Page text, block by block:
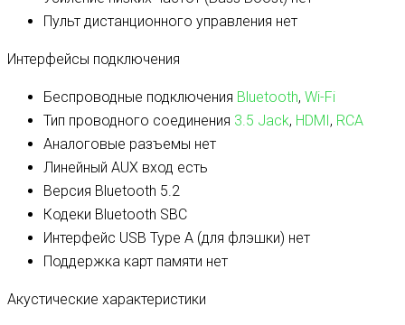
Пульт дистанционного управления нет
Интерфейсы подключения
Беспроводные подключения Bluetooth, Wi-Fi
Тип проводного соединения 3.5 Jack, HDMI, RCA
Аналоговые разъемы нет
Линейный AUX вход есть
Версия Bluetooth 5.2
Кодеки Bluetooth SBC
Интерфейс USB Type A (для флэшки) нет
Поддержка карт памяти нет
Акустические характеристики